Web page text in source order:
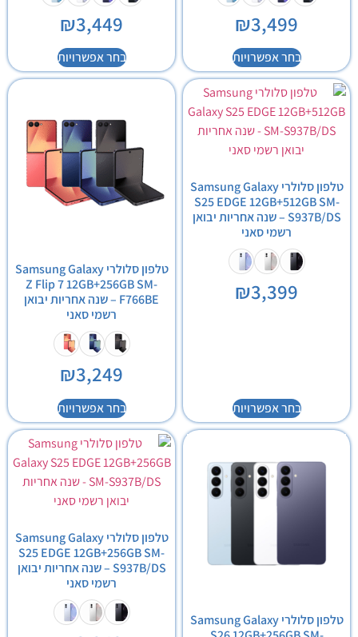
₪3,499
בחר אפשרויות
₪3,449
בחר אפשרויות
טלפון סלולרי Samsung Galaxy
S25 EDGE 12GB+512GB SM-
S937B/DS – שנה אחריות יבואן
רשמי סאני
₪3,399
בחר אפשרויות
טלפון סלולרי Samsung Galaxy
Z Flip 7 12GB+256GB SM-
F766BE – שנה אחריות יבואן
רשמי סאני
₪3,249
בחר אפשרויות
טלפון סלולרי Samsung Galaxy
טלפון סלולרי Samsung Galaxy
S25 EDGE 12GB+256GB SM-
S937B/DS – שנה אחריות יבואן
רשמי סאני